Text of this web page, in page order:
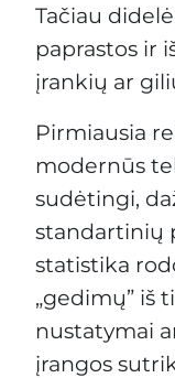
Tačiau
paprastos ir
įrankių ar
Pirmiausia
modernūs
sudėtingi,
standartinių
statistika
„gedimų” iš
nustatymai
įrangos